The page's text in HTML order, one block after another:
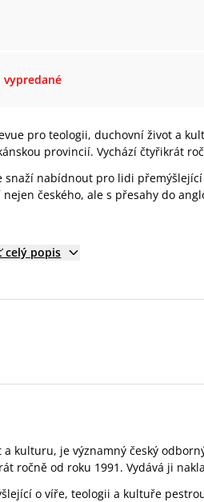
vypredané
pro teologii, duchovní život a
provincií. Vychází čtyřikrát
snaží nabídnout pro lidi
nejen českého, ale s přesahy do
celý popis
kulturu, je významný český
ročně od roku 1991. Vydává ji
o víře, teologii a kultuře